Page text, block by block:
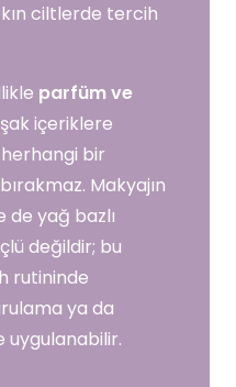
ciltlerde tercih
parfüm ve
içeriklere
bir
Makyajın
de yağ bazlı
değildir; bu
rutininde
ya da
uygulanabilir.